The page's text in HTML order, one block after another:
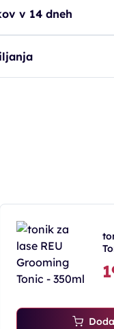
v 14 dneh